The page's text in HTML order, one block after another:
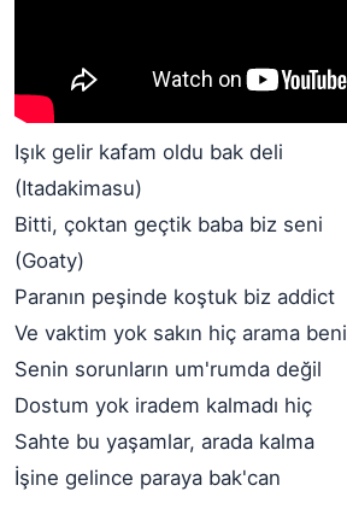
Işık gelir kafam oldu bak deli
(Itadakimasu)
Bitti, çoktan geçtik baba biz seni
(Goaty)
Paranın peşinde koştuk biz addict
Ve vaktim yok sakın hiç arama beni
Senin sorunların um'rumda değil
Dostum yok iradem kalmadı hiç
Sahte bu yaşamlar, arada kalma
İşine gelince paraya bak'can